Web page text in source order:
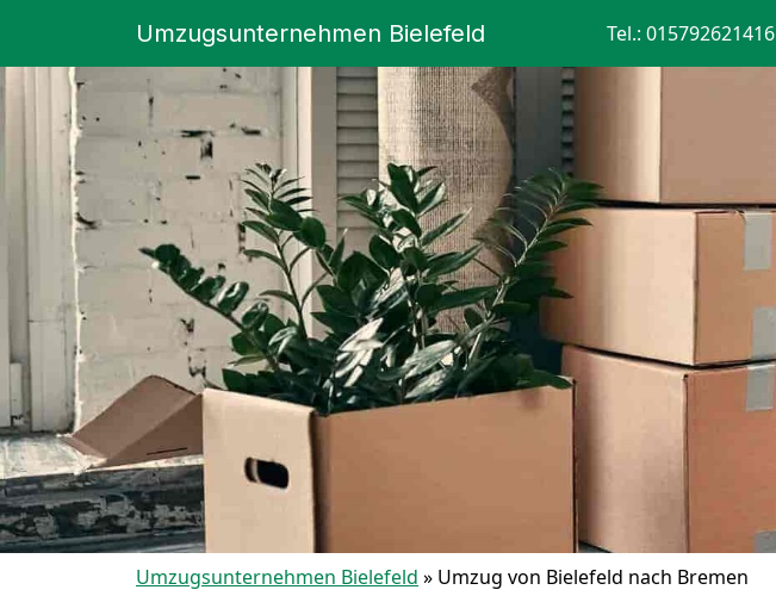
Umzugsunternehmen Bielefeld Tel.: 015792621416
Umzugsunternehmen Bielefeld » Umzug von Bielefeld nach Bremen